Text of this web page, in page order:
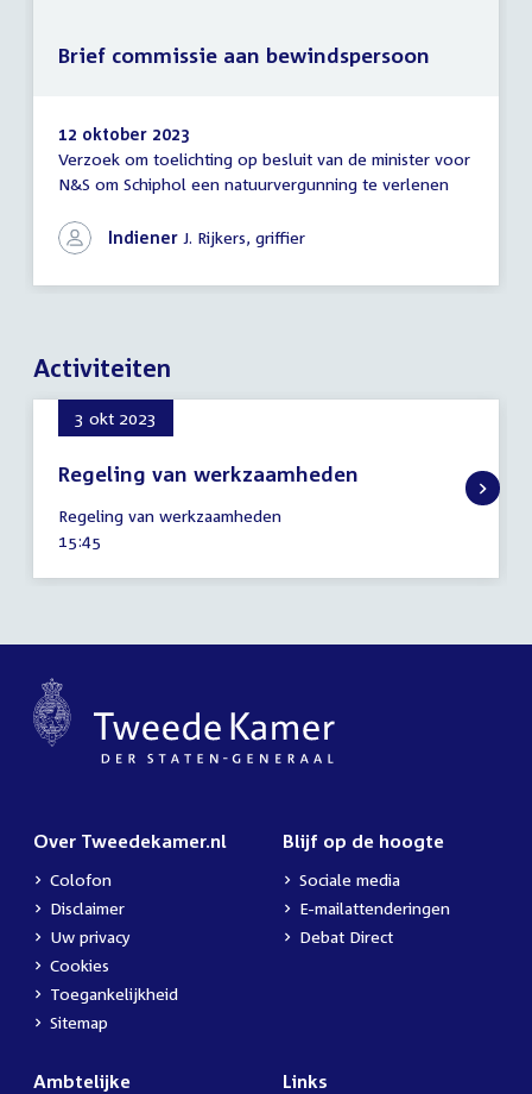
Brief
commissie
bewindspersoon
12 oktober 2023
Verzoek om toelichting op besluit van de minister voor
N&S om Schiphol een natuurvergunning te verlenen
Indiener J. Rijkers, griffier
Brief commissie aan bewindspersoon
Activiteiten
3 okt 2023
Regeling van werkzaamheden
oktober
2023
Regeling van werkzaamheden
Tijd
15:45
Over Tweedekamer.nl
Colofon
Disclaimer
Uw privacy
Cookies
Toegankelijkheid
Sitemap
Blijf op de hoogte
Sociale media
E-mailattenderingen
Debat Direct
Ambtelijke
Links